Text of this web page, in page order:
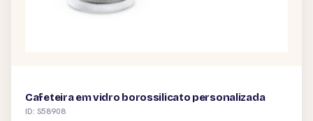
Cafeteira em vidro borossilicato personalizada
ID: S58908